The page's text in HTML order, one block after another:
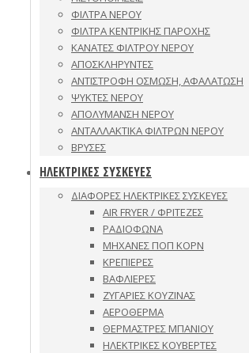
ΦΙΛΤΡΑ ΝΕΡΟΥ
ΦΙΛΤΡΑ ΚΕΝΤΡΙΚΗΣ ΠΑΡΟΧΗΣ
ΚΑΝΑΤΕΣ ΦΙΛΤΡΟΥ ΝΕΡΟΥ
ΑΠΟΣΚΛΗΡΥΝΤΕΣ
ΑΝΤΙΣΤΡΟΦΗ ΟΣΜΩΣΗ, ΑΦΑΛΑΤΩΣΗ
ΨΥΚΤΕΣ ΝΕΡΟΥ
ΑΠΟΛΥΜΑΝΣΗ ΝΕΡΟΥ
ΑΝΤΑΛΛΑΚΤΙΚΑ ΦΙΛΤΡΩΝ ΝΕΡΟΥ
ΒΡΥΣΕΣ
ΗΛΕΚΤΡΙΚΕΣ ΣΥΣΚΕΥΕΣ
ΔΙΑΦΟΡΕΣ ΗΛΕΚΤΡΙΚΕΣ ΣΥΣΚΕΥΕΣ
AIR FRYER / ΦΡΙΤΕΖΕΣ
ΡΑΔΙΟΦΩΝΑ
ΜΗΧΑΝΕΣ ΠΟΠ ΚΟΡΝ
ΚΡΕΠΙΕΡΕΣ
ΒΑΦΛΙΕΡΕΣ
ΖΥΓΑΡΙΕΣ ΚΟΥΖΙΝΑΣ
ΑΕΡΟΘΕΡΜΑ
ΘΕΡΜΑΣΤΡΕΣ ΜΠΑΝΙΟΥ
ΗΛΕΚΤΡΙΚΕΣ ΚΟΥΒΕΡΤΕΣ